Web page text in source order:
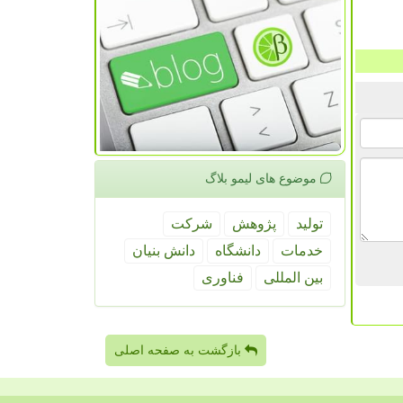
موضوع های لیمو بلاگ
تولید پژوهش
شركت
خدمات
دانشگاه
دانش بنیان
بین المللی
فناوری
بازگشت به صفحه اصلی